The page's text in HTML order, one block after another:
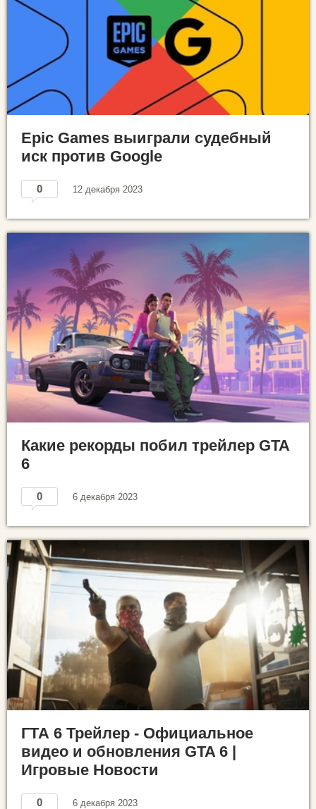
Epic Games выиграли судебный
иск против Google
0 12 декабря 2023
Какие рекорды побил трейлер GTA
6
0 6 декабря 2023
ГТА 6 Трейлер - Официальное
видео и обновления GTA 6 |
Игровые Новости
0 6 декабря 2023